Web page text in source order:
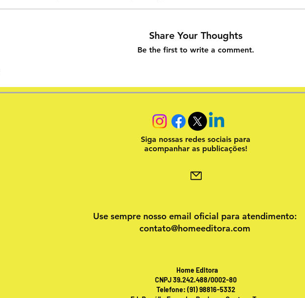
Share Your Thoughts
Be the first to write a comment.
Siga nossas redes sociais para
acompanhar as publicações!
Use sempre nosso email oficial para atendimento:
contato@homeeditora.com
Home Editora
CNPJ 39.242.488/0002-80
Telefone: (91) 98816-5332